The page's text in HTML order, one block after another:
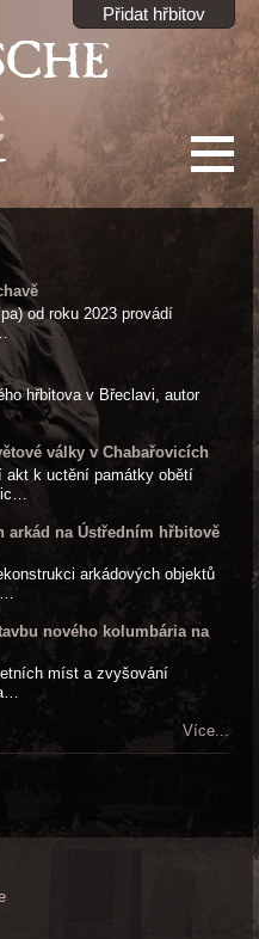
Přidat hřbitov
od roku 2023 provádí
hřbitova v Břeclavi, autor
války v Chabařovicích
akt k uctění památky obětí
arkád na Ústředním hřbitově
arkádových objektů
nového kolumbária na
míst a zvyšování
Více...